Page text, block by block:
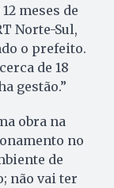
meses de
Norte-Sul,
o prefeito.
de 18
gestão.”
obra na
no
de
não vai ter